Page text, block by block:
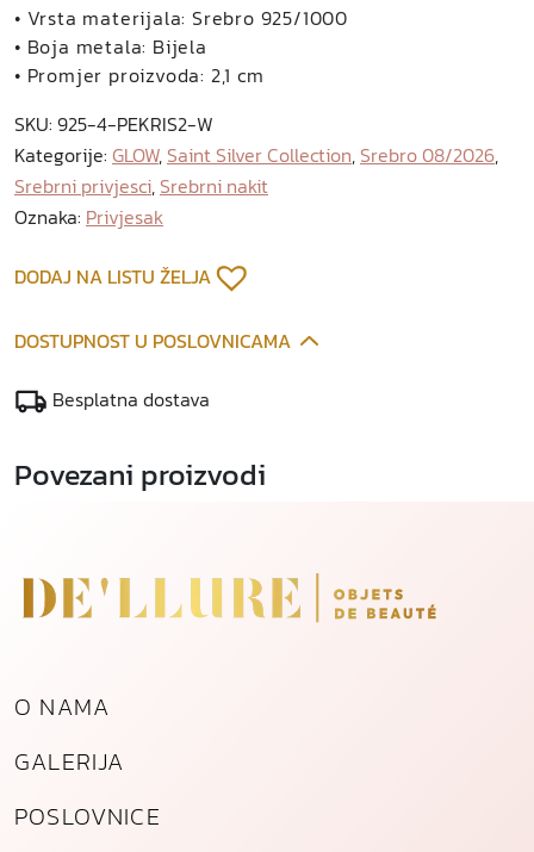
s
t
o
h
e
r
L
r
b
n
i
r
e
k
l
č
• Vrsta materijala: Srebro 925/1000
• Boja metala: Bijela
• Promjer proizvoda: 2,1 cm
SKU: 925-4-PEKRIS2-W
Kategorije: GLOW, Saint Silver Collection, Srebro 08/2026,
Srebrni privjesci, Srebrni nakit
Oznaka: Privjesak
DODAJ NA LISTU ŽELJA
DOSTUPNOST U POSLOVNICAMA
Besplatna dostava
Povezani proizvodi
O NAMA
GALERIJA
POSLOVNICE